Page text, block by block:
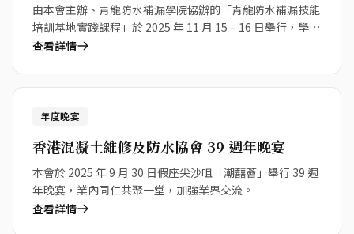
由本會主辦、青龍防水補漏學院協辦的「青龍防水補漏技能
培訓基地實踐課程」於 2025 年 11 月 15 – 16 日舉行，學員
滿載而歸。
查看詳情
30
年度晚宴
香港混凝土維修及防水協會 39 週年晚宴
本會於 2025 年 9 月 30 日假座尖沙咀「潮囍薈」舉行 39 週
年晚宴，業內同仁共聚一堂，加強業界交流。
查看詳情